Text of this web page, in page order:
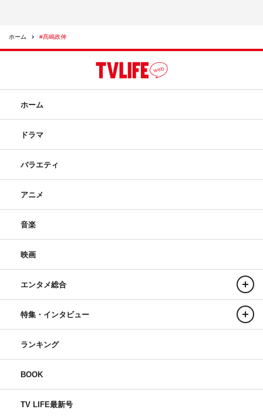
ホーム #髙嶋政伸
ホーム
ドラマ
バラエティ
アニメ
音楽
映画
エンタメ総合
特集・インタビュー
ランキング
BOOK
TV LIFE最新号